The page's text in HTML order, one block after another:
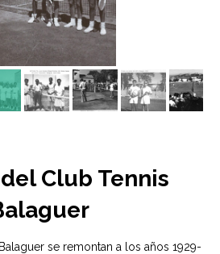
Club Tennis
se remontan a los años 1929-